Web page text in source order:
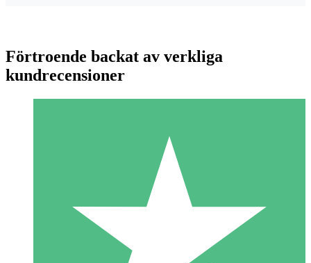
Individuella Kreditpaket
Betala per användning med nedladdningskrediter. Inget
1 Nedladdningar
Förtroende backat av verkliga
kundrecensioner